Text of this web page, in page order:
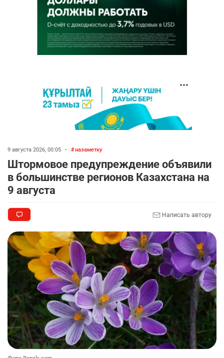
9 августа 2026, 00:05 • назаметку
Штормовое предупреждение объявили
в большинстве регионов Казахстана на
9 августа
Написать автору